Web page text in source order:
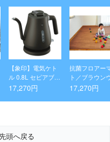
【象印】電気ケト
ル 0.8L セピアブラ
ック
17,270円
抗菌フロアー
ト／ブラウン
ド
17,270円
頭へ戻る